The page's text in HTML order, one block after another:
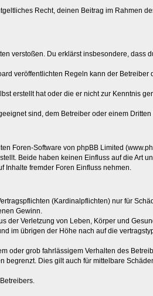
Recht, deinen Beitrag im Rahmen
verstoßen. Du erklärst insbesondere, dass
veröffentlichten Regeln kann der Betreiber
erstellt hat oder die er nicht zur Kenntnis
sind, dem Betreiber oder einem
Foren-Software von phpBB Limited
Beide haben keinen Einfluss auf die Art
fremder Foren Einfluss nehmen.
(Kardinalpflichten) nur für
Gewinn.
der Verletzung von Leben, Körper und
im übrigen der Höhe nach auf die
oder grob fahrlässigem Verhalten des
Dies gilt auch für mittelbare